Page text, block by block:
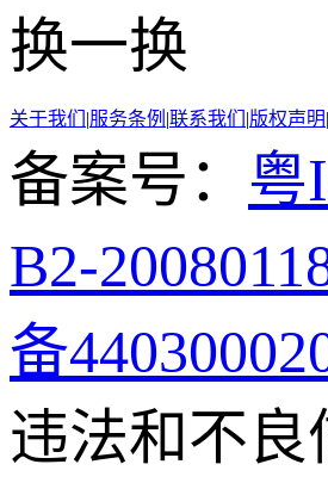
换一换
关于我们 |服务条例 |联系我们 |版权声明|
备案号： 粤
B2-
备
违法和不良